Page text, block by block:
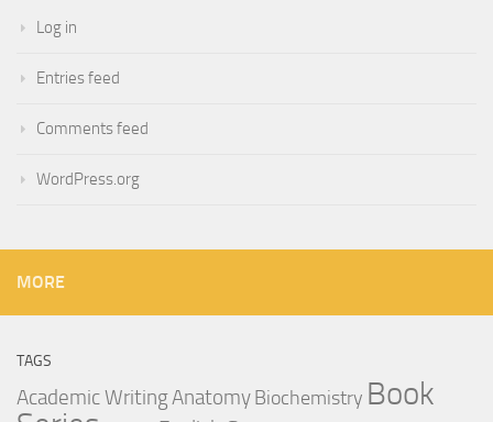
Log in
Entries feed
Comments feed
WordPress.org
MORE
TAGS
Academic WritingAnatomy Biochemistry Book